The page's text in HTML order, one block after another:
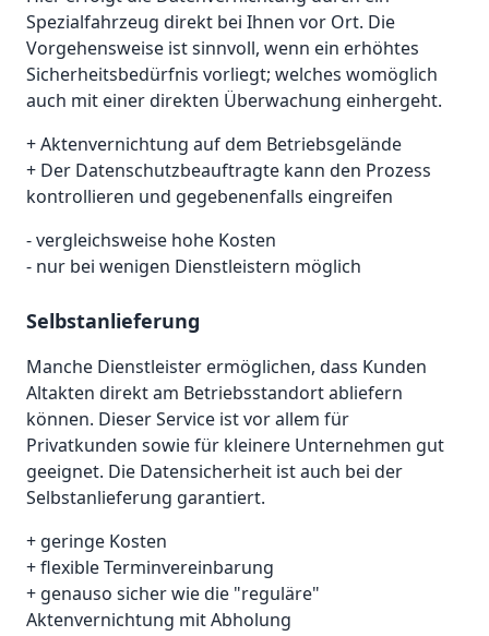
Spezialfahrzeug direkt bei Ihnen vor Ort. Die
Vorgehensweise ist sinnvoll, wenn ein erhöhtes
Sicherheitsbedürfnis vorliegt; welches womöglich
auch mit einer direkten Überwachung einhergeht.
+ Aktenvernichtung auf dem Betriebsgelände
+ Der Datenschutzbeauftragte kann den Prozess
kontrollieren und gegebenenfalls eingreifen
- vergleichsweise hohe Kosten
- nur bei wenigen Dienstleistern möglich
Selbstanlieferung
Manche Dienstleister ermöglichen, dass Kunden
Altakten direkt am Betriebsstandort abliefern
können. Dieser Service ist vor allem für
Privatkunden sowie für kleinere Unternehmen gut
geeignet. Die Datensicherheit ist auch bei der
Selbstanlieferung garantiert.
+ geringe Kosten
+ flexible Terminvereinbarung
+ genauso sicher wie die "reguläre"
Aktenvernichtung mit Abholung